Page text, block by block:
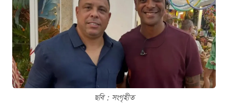
ছবি : সংগৃহীত